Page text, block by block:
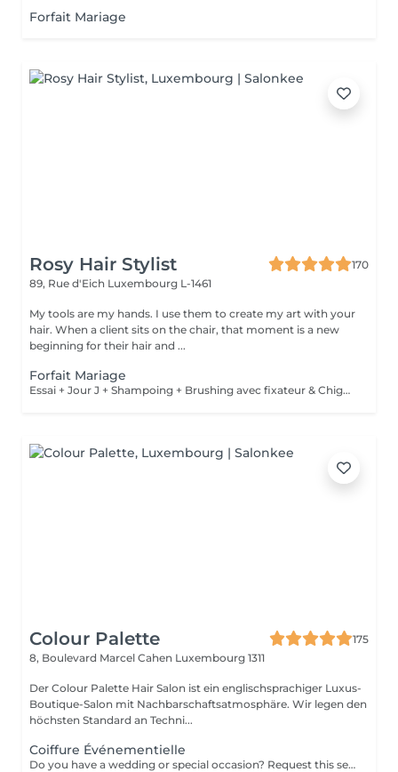
Forfait Mariage
Rosy Hair Stylist
170
89, Rue d'Eich Luxembourg L-1461
My tools are my hands. I use them to create my art with your
hair. When a client sits on the chair, that moment is a new
beginning for their hair and ...
Forfait Mariage
Essai + Jour J + Shampoing + Brushing avec fixateur & Chignon
Colour Palette
175
8, Boulevard Marcel Cahen Luxembourg 1311
Der Colour Palette Hair Salon ist ein englischsprachiger Luxus-
Boutique-Salon mit Nachbarschaftsatmosphäre. Wir legen den
höchsten Standard an Techni...
Coiffure Événementielle
Do you have a wedding or special occasion? Request this service by email and include photos of your current hair and desired look